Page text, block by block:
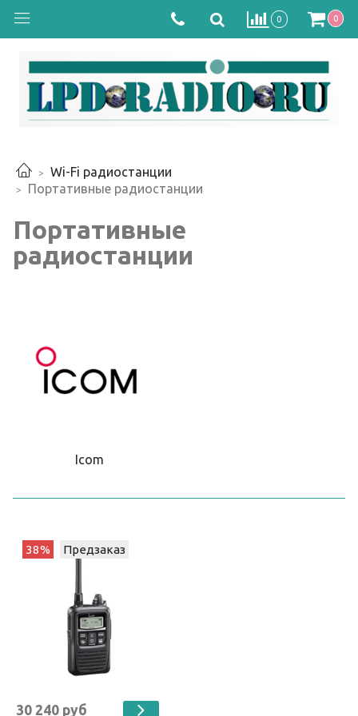
0 0
Wi-Fi радиостанции
Портативные радиостанции
Портативные
радиостанции
Icom
38% Предзаказ
30 240 руб